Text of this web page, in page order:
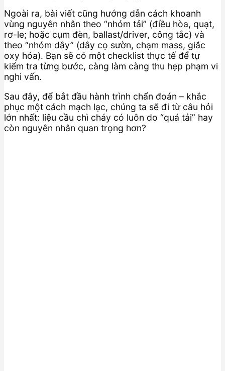
Ngoài ra, bài viết cũng hướng dẫn cách khoanh
vùng nguyên nhân theo “nhóm tải” (điều hòa, quạt,
rơ-le; hoặc cụm đèn, ballast/driver, công tắc) và
theo “nhóm dây” (dây cọ sườn, chạm mass, giắc
oxy hóa). Bạn sẽ có một checklist thực tế để tự
kiểm tra từng bước, càng làm càng thu hẹp phạm vi
nghi vấn.
Sau đây, để bắt đầu hành trình chẩn đoán – khắc
phục một cách mạch lạc, chúng ta sẽ đi từ câu hỏi
lớn nhất: liệu cầu chì cháy có luôn do “quá tải” hay
còn nguyên nhân quan trọng hơn?